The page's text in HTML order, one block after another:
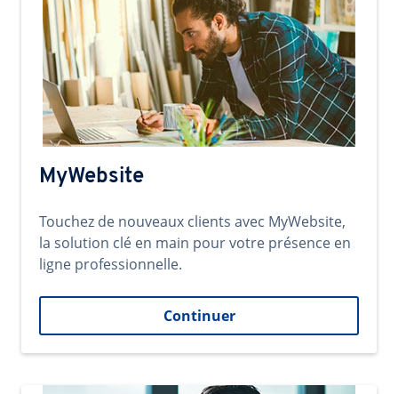
MyWebsite
Touchez de nouveaux clients avec MyWebsite,
la solution clé en main pour votre présence en
ligne professionnelle.
Continuer